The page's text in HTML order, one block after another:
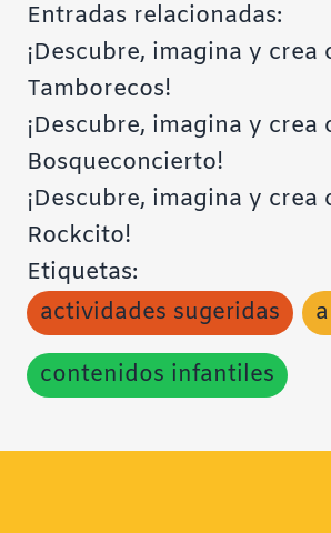
Entradas relacionadas:
¡Descubre, imagina y crea
Tamborecos!
¡Descubre, imagina y crea
Bosqueconcierto!
¡Descubre, imagina y crea
Rockcito!
Etiquetas:
actividades sugeridas
contenidos infantiles